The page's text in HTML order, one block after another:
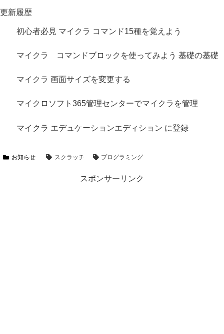
更新履歴
初心者必見 マイクラ コマンド15種を覚えよう
マイクラ コマンドブロックを使ってみよう 基礎の基礎
マイクラ 画面サイズを変更する
マイクロソフト365管理センターでマイクラを管理
マイクラ エデュケーションエディション に登録
お知らせ スクラッチ プログラミング
スポンサーリンク